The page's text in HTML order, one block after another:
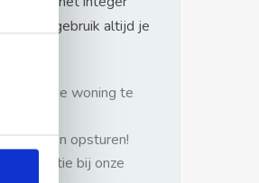
maar gebruik altijd je
zonder de woning te
opsturen!
bij onze